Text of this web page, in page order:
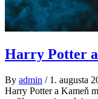
Harry Potter
By admin / 1. augusta
Harry Potter a Kameň